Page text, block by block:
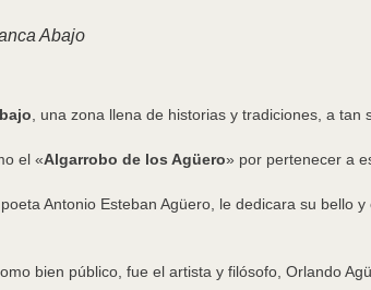
Abajo
, una zona llena de historias y tradiciones, a tan
el «Algarrobo de los Agüero» por pertenecer a
Antonio Esteban Agüero, le dedicara su
bien público, fue el artista y filósofo, Orlando